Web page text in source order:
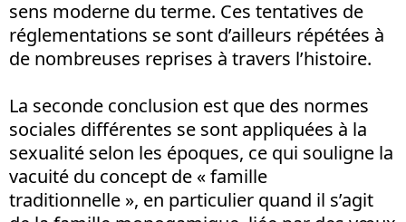
sens moderne du terme. Ces tentatives de
réglementations se sont d’ailleurs répétées à
de nombreuses reprises à travers l’histoire.
La seconde conclusion est que des normes
sociales différentes se sont appliquées à la
sexualité selon les époques, ce qui souligne la
vacuité du concept de « famille
traditionnelle », en particulier quand il s’agit